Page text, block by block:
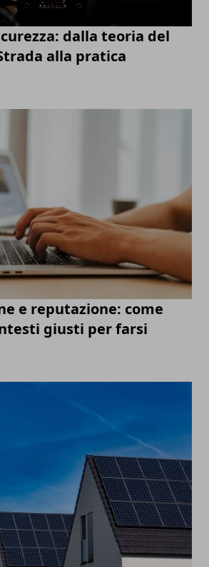
dalla teoria del
alla pratica
e reputazione: come
giusti per farsi